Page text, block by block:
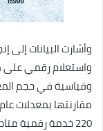
وأشارت البيانات